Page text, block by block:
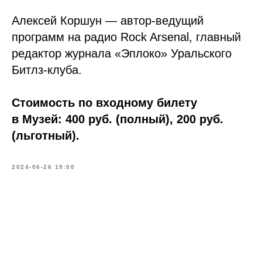
Алексей Коршун — автор-ведущий
программ на радио Rock Arsenal, главный
редактор журнала «Эплоко» Уральского
Битлз-клуба.
Стоимость по входному билету
в Музей: 400 руб. (полный), 200 руб.
(льготный).
2024-06-26 19:00